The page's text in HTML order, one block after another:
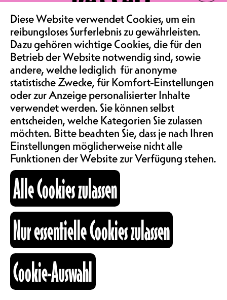
VEREIN & COMMUNITY
SAALMIETE
ABOS & TARIFE
INFORMATIONEN
KARTOGRAPHIE
SUCHE
Kulturraum
TÜRÖFFNUNG 20H30, BEGINN
VORVERKAUF 25.-,
FOR FANS OF: JUNGLE BY
NIGHT, ORCHESTRE TOUT
PUISSANT MARCEL
DUCHAMP, PUPPETMASTAZ
Was passiert in 10 Jahren? Man wird
zwar älter, aber vor allem sammelt
man Erfahrung – und wir können
das 10-jährige und ausgetanzte
Jubiläum von Brassmaster Flash
feiern! Die Hip-Hop-
Strassenfanfare stürmt die Bühne
und lädt euch ein, ihr 10-jähriges
Jubiläum mit ihnen zu feiern! Um
wieder zu Atem zu kommen,
aber weiterzutanzen, wird der
Abend mit den Belgiern von
Kolonel Djafaar und
ihrem mitreissenden Ethio-Jazz-
Afrobeat verlängert!
Diese Website verwendet Cookies, um ein
reibungsloses Surferlebnis zu gewährleisten.
Dazu gehören wichtige Cookies, die für den
Betrieb der Website notwendig sind, sowie
andere, welche lediglich für anonyme
statistische Zwecke, für Komfort-Einstellungen
oder zur Anzeige personalisierter Inhalte
verwendet werden. Sie können selbst
entscheiden, welche Kategorien Sie zulassen
möchten. Bitte beachten Sie, dass je nach Ihren
Einstellungen möglicherweise nicht alle
Funktionen der Website zur Verfügung stehen.
Alle Cookies zulassen
Nur essentielle Cookies zulassen
Cookie-Auswahl